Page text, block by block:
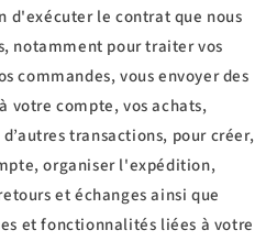
d'exécuter le contrat que nous
notamment pour traiter vos
commandes, vous envoyer des
votre compte, vos achats,
transactions, pour créer,
organiser l'expédition,
et échanges ainsi que
et fonctionnalités liées à votre